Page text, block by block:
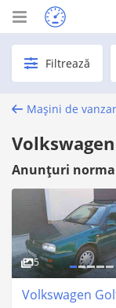
Filtrează
Mașini de
Anunțuri
5
Volkswagen